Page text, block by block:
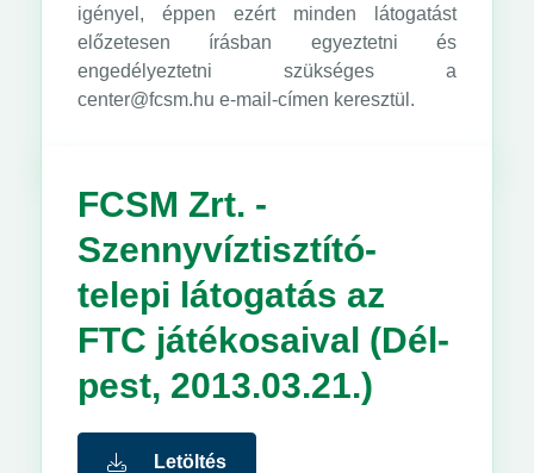
igényel, éppen ezért minden látogatást
előzetesen írásban egyeztetni és
engedélyeztetni szükséges a
center@fcsm.hu e-mail-címen keresztül.
FCSM Zrt. -
Szennyvíztisztító-
telepi látogatás az
FTC játékosaival (Dél-
pest, 2013.03.21.)
Letöltés